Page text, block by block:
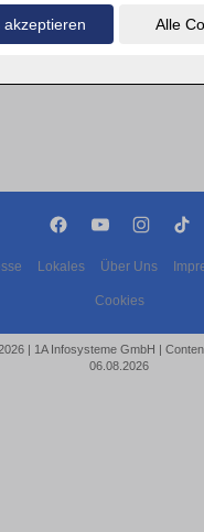
akzeptieren Alle
Lokales Über Uns
Cookies
| 1A Infosysteme GmbH |
06.08.2026